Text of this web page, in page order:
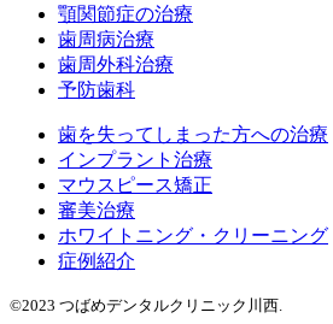
顎関節症の治療
歯周病治療
歯周外科治療
予防歯科
歯を失ってしまった方への治療
インプラント治療
マウスピース矯正
審美治療
ホワイトニング・クリーニング
症例紹介
©2023 つばめデンタルクリニック川西.